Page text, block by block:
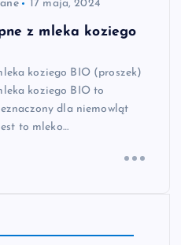
17 maja, 2024
z mleka koziego
koziego BIO (proszek)
koziego BIO to
dla niemowląt
to mleko…